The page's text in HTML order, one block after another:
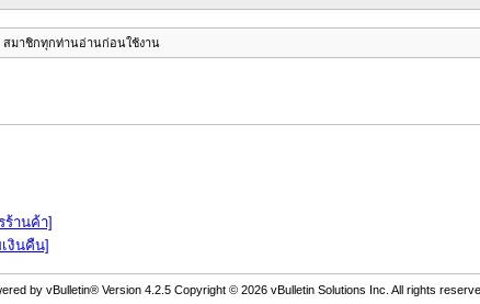
สมาชิกทุกท่านอ่านก่อนใช้งาน
ร้านค้า]
งินคืน]
by vBulletin® Version 4.2.5 Copyright © 2026 vBulletin Solutions Inc. All rights